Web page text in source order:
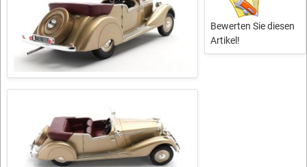
Bewerten Sie diesen
Artikel!